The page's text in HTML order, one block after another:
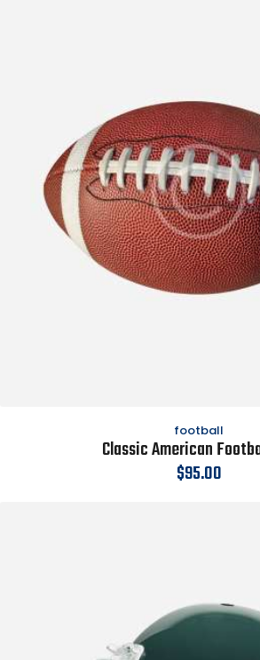
football
Classic American
$95.00